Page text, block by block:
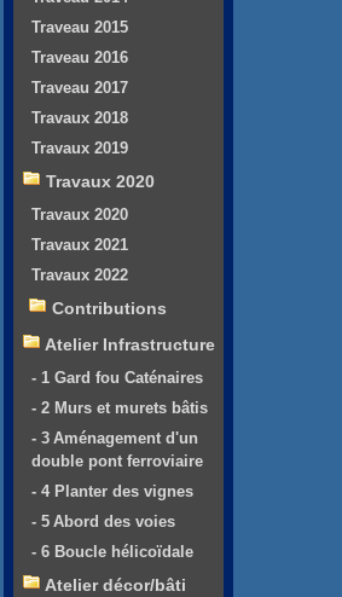
Traveau 2015
Traveau 2016
Traveau 2017
Travaux 2018
Travaux 2019
Travaux 2020
Travaux 2020
Travaux 2021
Travaux 2022
Contributions
Atelier Infrastructure
- 1 Gard fou Caténaires
- 2 Murs et murets bâtis
- 3 Aménagement d'un
double pont ferroviaire
- 4 Planter des vignes
- 5 Abord des voies
- 6 Boucle hélicoïdale
Atelier décor/bâti